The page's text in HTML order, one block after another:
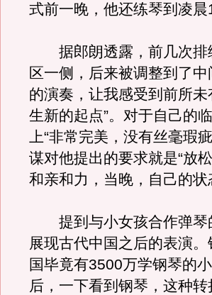
式前一晚，他还练琴到凌晨
据郎朗透露，前几次排
区一侧，后来被调整到了
的演奏，让我感受到前所
生新的起点”。对于自己的
上“非常完美，没有丝毫瑕
谋对他提出的要求就是“放
和亲和力，当晚，自己的状
提到与小女孩合作弹琴
展现古代中国之后的表演
国毕竟有3500万学钢琴的
后，一下看到钢琴，这种